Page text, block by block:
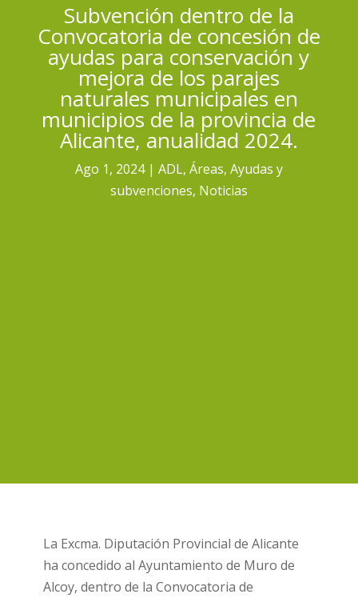
Subvención dentro de la
Convocatoria de concesión de
ayudas para conservación y
mejora de los parajes
naturales municipales en
municipios de la provincia de
Alicante, anualidad 2024.
Ago 1, 2024 ADL, Áreas, Ayudas y
subvenciones, Noticias
La Excma. Diputación Provincial de Alicante
ha concedido al Ayuntamiento de Muro de
Alcoy, dentro de la Convocatoria de